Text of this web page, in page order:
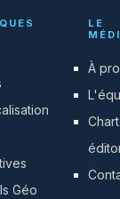
Géo
LE
À